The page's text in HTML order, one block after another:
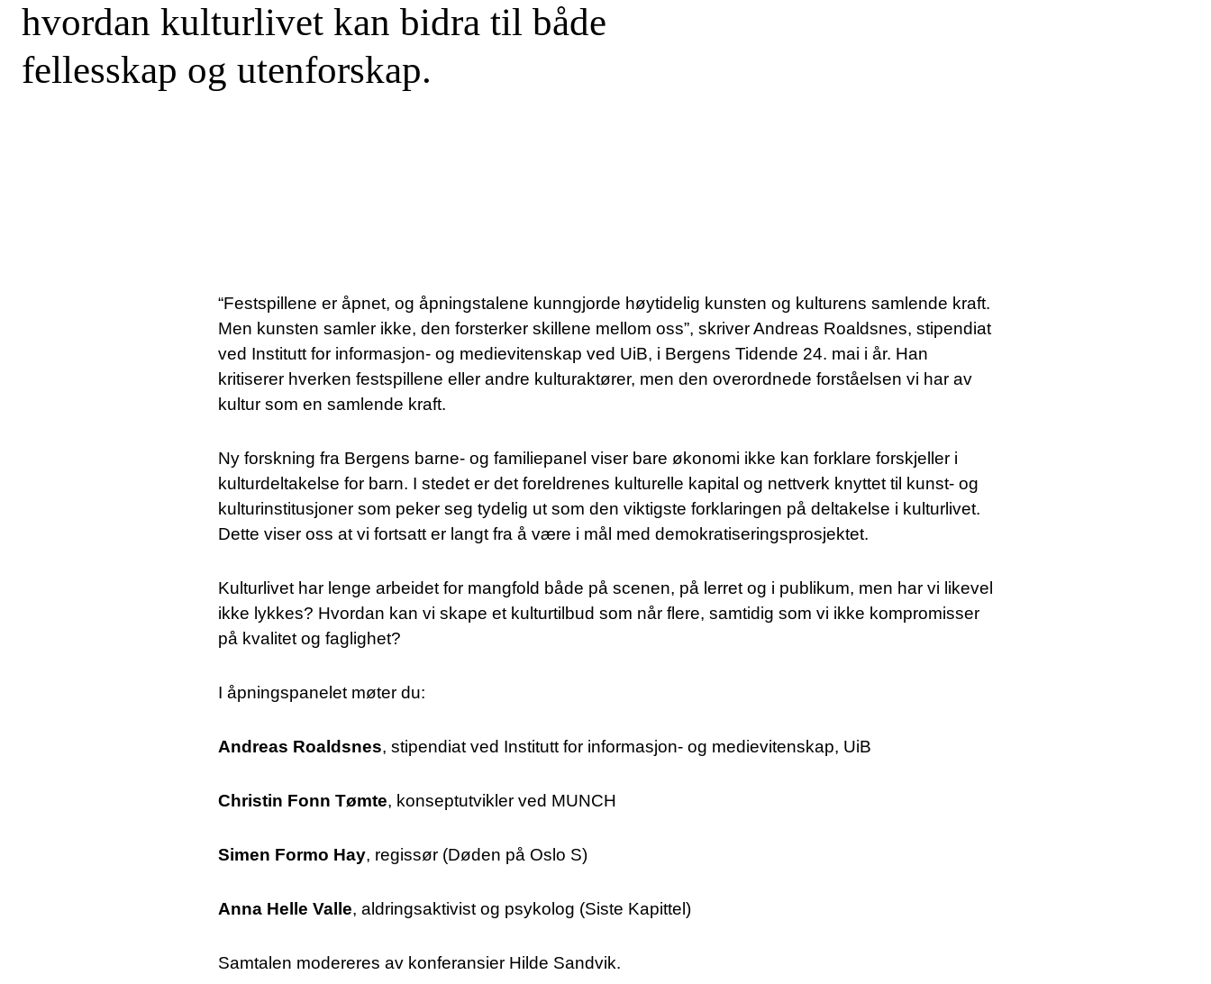
SØK
hvordan kulturlivet kan bidra til både
fellesskap og utenforskap.
“Festspillene er åpnet, og åpningstalene kunngjorde høytidelig kunsten og kulturens samlende kraft.
Men kunsten samler ikke, den forsterker skillene mellom oss”, skriver Andreas Roaldsnes, stipendiat
ved Institutt for informasjon- og medievitenskap ved UiB, i Bergens Tidende 24. mai i år. Han
kritiserer hverken festspillene eller andre kulturaktører, men den overordnede forståelsen vi har av
kultur som en samlende kraft.
Ny forskning fra Bergens barne- og familiepanel viser bare økonomi ikke kan forklare forskjeller i
kulturdeltakelse for barn. I stedet er det foreldrenes kulturelle kapital og nettverk knyttet til kunst- og
kulturinstitusjoner som peker seg tydelig ut som den viktigste forklaringen på deltakelse i kulturlivet.
Dette viser oss at vi fortsatt er langt fra å være i mål med demokratiseringsprosjektet.
Kulturlivet har lenge arbeidet for mangfold både på scenen, på lerret og i publikum, men har vi likevel
ikke lykkes? Hvordan kan vi skape et kulturtilbud som når flere, samtidig som vi ikke kompromisser
på kvalitet og faglighet?
I åpningspanelet møter du:
Andreas Roaldsnes, stipendiat ved Institutt for informasjon- og medievitenskap, UiB
Christin Fonn Tømte, konseptutvikler ved MUNCH
Simen Formo Hay, regissør (Døden på Oslo S)
Anna Helle Valle, aldringsaktivist og psykolog (Siste Kapittel)
Samtalen modereres av konferansier Hilde Sandvik.